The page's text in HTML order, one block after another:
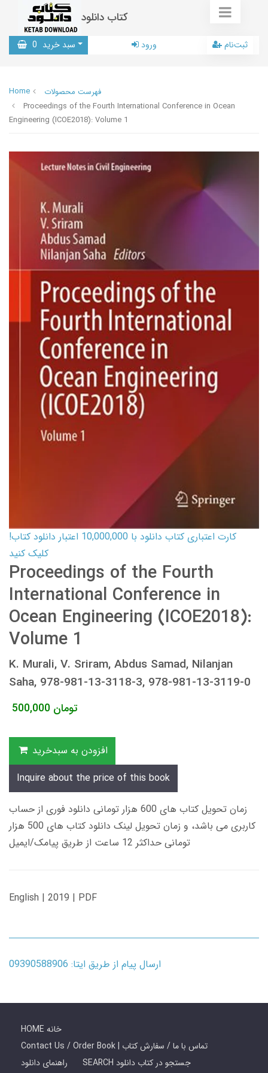
کتاب دانلود
سبد خرید 0 ورود ثبت‌نام
Home
فهرست محصولات
Proceedings of the Fourth International Conference in Ocean
Engineering (ICOE2018): Volume 1
کارت اعتباری کتاب دانلود با 10,000,000 اعتبار دانلود کتاب!
کلیک کنید
Proceedings of the Fourth
International Conference in
Ocean Engineering (ICOE2018):
Volume 1
K. Murali, V. Sriram, Abdus Samad, Nilanjan
Saha, 978-981-13-3118-3, 978-981-13-3119-0
500,000 تومان
افزودن به سبدخرید
Inquire about the price of this book
زمان تحویل کتاب های 600 هزار تومانی دانلود فوری از حساب
کاربری می باشد، و زمان تحویل لینک دانلود کتاب های 500 هزار
تومانی حداکثر 12 ساعت از طریق پیامک/ایمیل
English | 2019 | PDF
ارسال پیام از طریق ایتا: 09390588906
HOME خانه
Contact Us / Order Book | تماس با ما / سفارش کتاب
راهنمای دانلود
SEARCH جستجو در کتاب دانلود